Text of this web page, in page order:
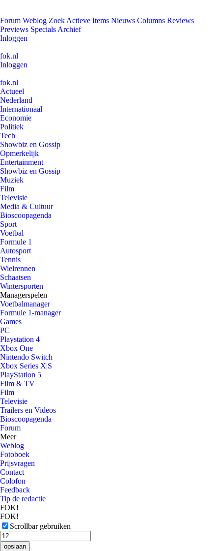
Forum Weblog Zoek Actieve Items Nieuws Columns Reviews
Previews Specials Archief
Inloggen
fok.nl
Inloggen
fok.nl
Actueel
Nederland
Internationaal
Economie
Politiek
Tech
Showbiz en Gossip
Opmerkelijk
Entertainment
Showbiz en Gossip
Muziek
Film
Televisie
Media & Cultuur
Bioscoopagenda
Sport
Voetbal
Formule 1
Autosport
Tennis
Wielrennen
Schaatsen
Wintersporten
Managerspelen
Voetbalmanager
Formule 1-manager
Games
PC
Playstation 4
Xbox One
Nintendo Switch
Xbox Series X|S
PlayStation 5
Film & TV
Film
Televisie
Trailers en Videos
Bioscoopagenda
Forum
Meer
Weblog
Fotoboek
Prijsvragen
Contact
Colofon
Feedback
Tip de redactie
FOK!
FOK!
Scrollbar gebruiken
opslaan